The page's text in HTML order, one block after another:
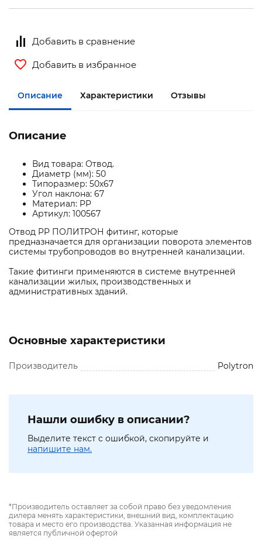
Добавить в сравнение
Добавить в избранное
Описание Характеристики Отзывы
Описание
Вид товара: Отвод.
Диаметр (мм): 50
Типоразмер: 50х67
Угол наклона: 67
Материал: PP
Артикул: 100567
Отвод PP ПОЛИТРОН фитинг, которые
предназначается для организации поворота элементов
системы трубопроводов во внутренней канализации.
Такие фитинги применяются в системе внутренней
канализации жилых, производственных и
административных зданий.
Основные характеристики
Производитель Polytron
Нашли ошибку в описании?
Выделите текст с ошибкой, скопируйте и
напишите нам.
*Производитель оставляет за собой право без уведомления
дилера менять характеристики, внешний вид, комплектацию
товара и место его производства. Указанная информация не
является публичной офертой